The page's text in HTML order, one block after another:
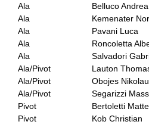
Ala
Belluco Andrea
Ala
Kemenater
Ala
Pavani Luca
Ala
Roncoletta
Ala
Salvadori
Ala/Pivot
Lauton
Ala/Pivot
Obojes
Ala/Pivot
Segarizzi
Pivot
Bertoletti
Pivot
Kob Christian